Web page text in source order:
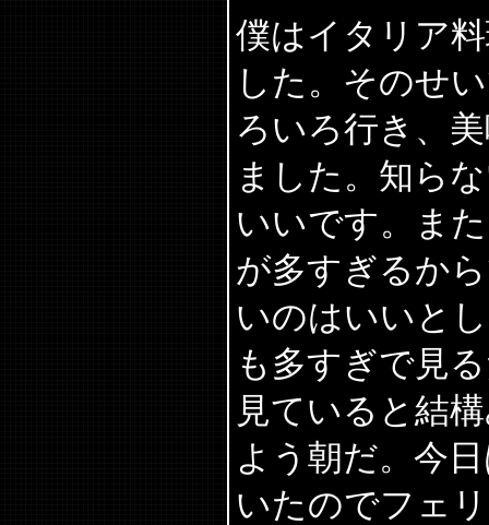
僕はイタリア
した。そのせ
ろいろ行き、
ました。知ら
いいです。ま
が多すぎるか
いのはいいと
も多すぎで見
見ていると結
よう朝だ。今
いたのでフェ